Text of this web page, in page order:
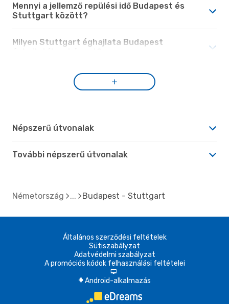
Mennyi a jellemző repülési idő Budapest és
Stuttgart között?
Milyen Stuttgart éghajlata Budapest
Népszerű útvonalak
További népszerű útvonalak
Németország Budapest - Stuttgart
Általános szerződési feltételek
Sütiszabályzat
Adatvédelmi szabályzat
A promóciós kódok felhasználási feltételei
d
A Android-alkalmazás